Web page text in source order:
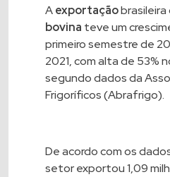
Aexportaçãobrasileira
bovina teve um
primeiro semestre de
2021, com alta de 53%
segundo dados da
Frigoríficos (Abrafrigo).
De acordo com os
setor exportou 1,09